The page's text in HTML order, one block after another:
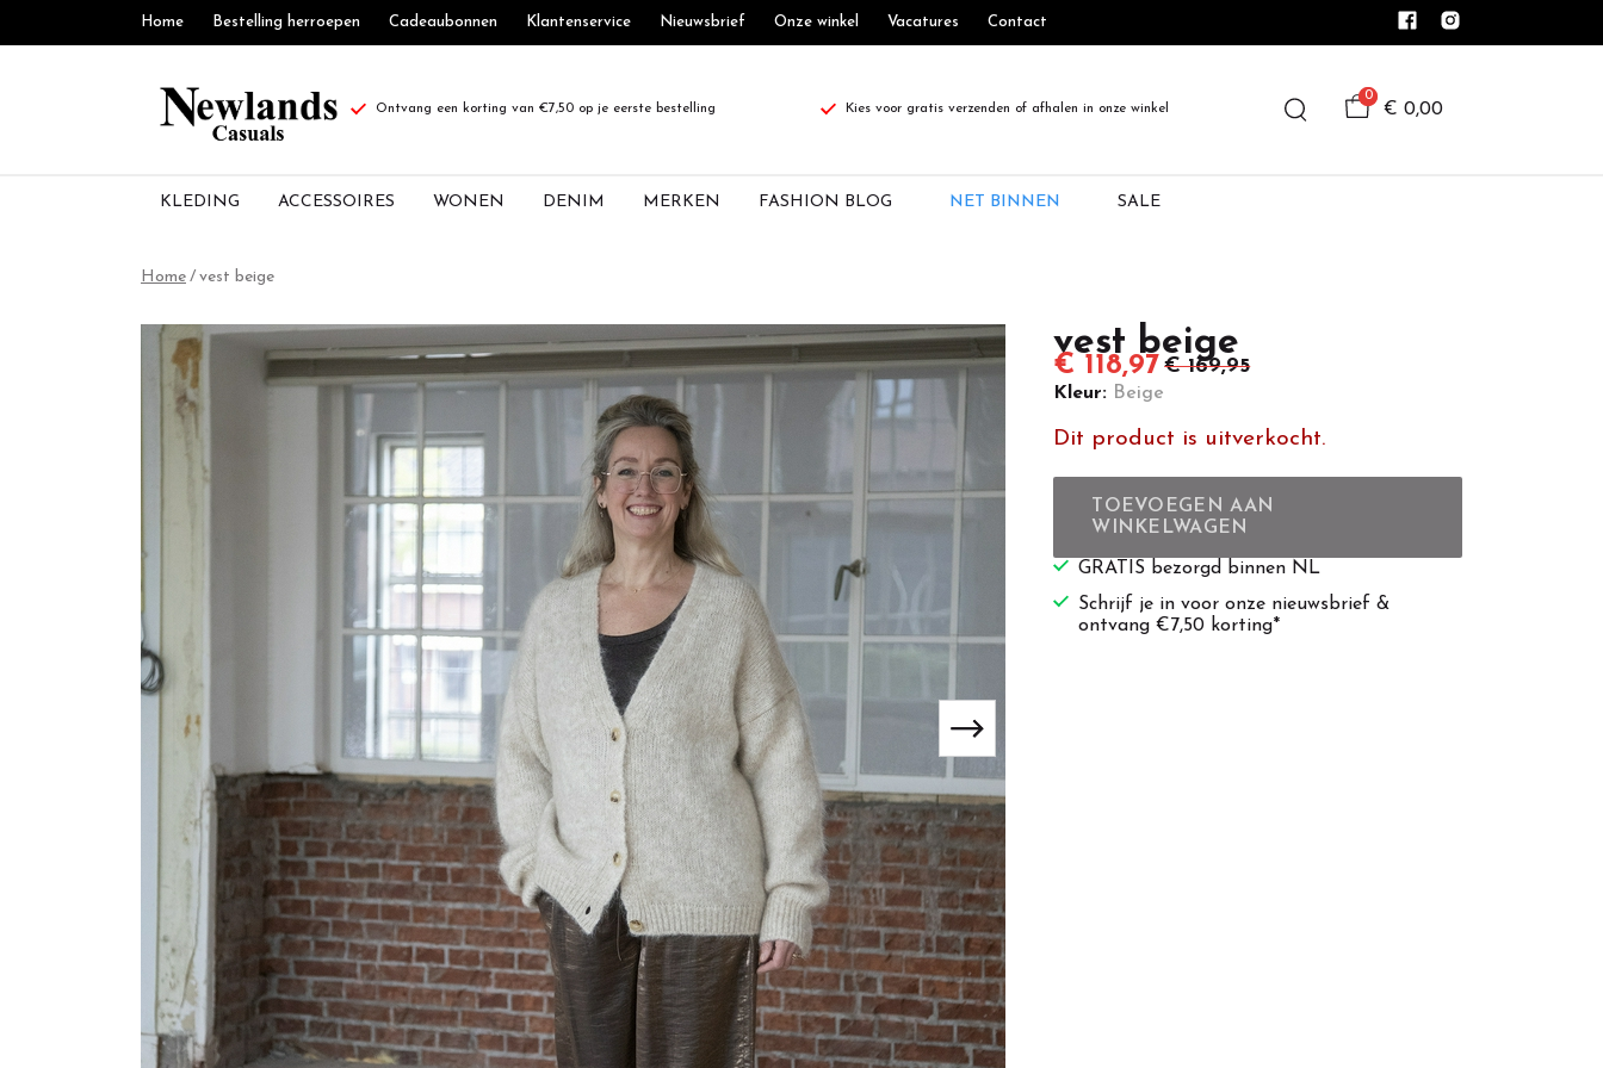
Home Bestelling herroepen Cadeaubonnen Klantenservice Nieuwsbrief Onze winkel Vacatures Contact
Ontvang een korting van €7,50 op je eerste bestelling Kies voor gratis verzenden of afhalen in onze winkel
0
€ 0,00
KLEDING ACCESSOIRES WONEN DENIM MERKEN FASHION BLOG NET BINNEN SALE
beige
Newlands
Casuals
Home vest beige
vest beige
€ 118,97 € 169,95
Kleur: Beige
Dit product is uitverkocht.
TOEVOEGEN AAN
WINKELWAGEN
GRATIS bezorgd binnen NL
Schrijf je in voor onze nieuwsbrief &
ontvang €7,50 korting*